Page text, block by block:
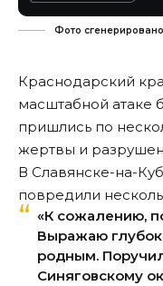
Фото
Краснодарский
масштабной атаке
пришлись по
жертвы и
В Славянске-на-
повредили
«К сожалению,
Выражаю
родным.
Синяговскому